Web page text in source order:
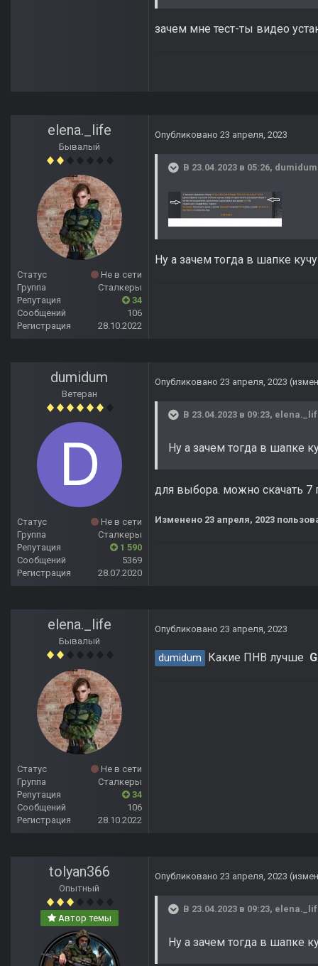
зачем мне тест-ты видео
elena._life
Бывалый
Статус
Не в сети
Группа
Сталкеры
Репутация
34
Сообщений
106
Регистрация
28.10.2022
Опубликовано 23 апреля, 2023
В 23.04.2023 в 05:26, dumidum
Ну а зачем тогда в шапке
dumidum
Ветеран
Статус
Не в сети
Группа
Сталкеры
Репутация
1 590
Сообщений
5369
Регистрация
28.07.2020
Опубликовано 23 апреля, 2023
В 23.04.2023 в 09:23,
Ну а зачем тогда в шапке
для выбора. можно скачать 7
Изменено 23 апреля, 2023
elena._life
Бывалый
Статус
Не в сети
Группа
Сталкеры
Репутация
34
Сообщений
106
Регистрация
28.10.2022
Опубликовано 23 апреля, 2023
dumidum Какие ПНВ лучше
tolyan366
Опытный
Автор темы
Опубликовано 23 апреля, 2023
В 23.04.2023 в 09:23,
Ну а зачем тогда в шапке